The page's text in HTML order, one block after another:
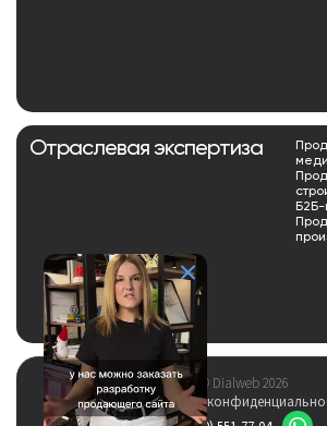
Отраслевая экспертиза
© Dialweb 2026
Политика